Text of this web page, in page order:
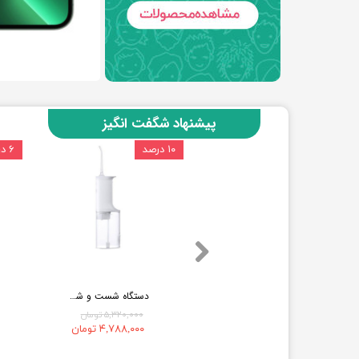
پیشنهاد شگفت انگیز
۶ درصد
دستگاه شست و شوی دهان و دندان مدل MEO705
۵,۳۲۰,۰۰۰ تومان
۴,۷۸۸,۰۰۰ تومان
۱۰ درصد